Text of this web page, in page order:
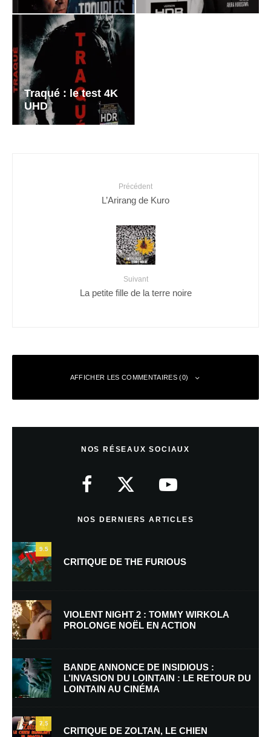
Traqué : le test 4K
UHD
Précédent
L’Arirang de Kuro
Suivant
La petite fille de la terre noire
AFFICHER LES COMMENTAIRES (0)
Nom*
E-mail* Site web
NOS RÉSEAUX SOCIAUX
NOS DERNIERS ARTICLES
9.5
CRITIQUE DE THE FURIOUS
VIOLENT NIGHT 2 : TOMMY WIRKOLA
PROLONGE NOËL EN ACTION
BANDE ANNONCE DE INSIDIOUS :
L’INVASION DU LOINTAIN : LE RETOUR DU
LOINTAIN AU CINÉMA
7.5
CRITIQUE DE ZOLTAN, LE CHIEN